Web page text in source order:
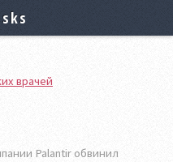
врачей
Palantir обвинил